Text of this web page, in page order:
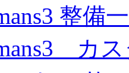
整備
カ